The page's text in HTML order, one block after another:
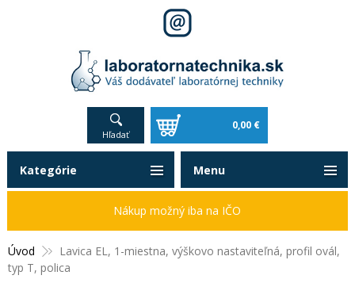
Hľadať
0,00 €
Úvod
Lavica EL, 1-miestna, výškovo nastaviteľná, profil ovál,
typ T, polica
Kategórie
Nákup možný iba na IČO
Menu